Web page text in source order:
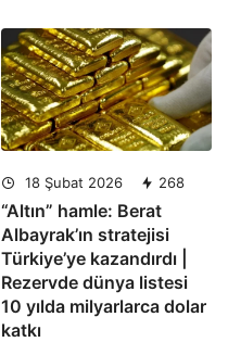
18 Şubat 2026 268
“Altın” hamle: Berat
Albayrak’ın stratejisi
Türkiye’ye kazandırdı |
Rezervde dünya listesi
10 yılda milyarlarca dolar
katkı